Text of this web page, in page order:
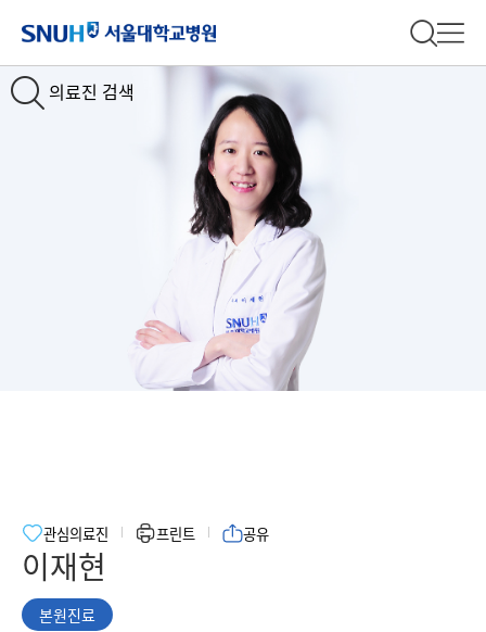
의료진 검색
전체 검
이재현
관심의료진 프린트 공유
본원진료
Slide1Slide2